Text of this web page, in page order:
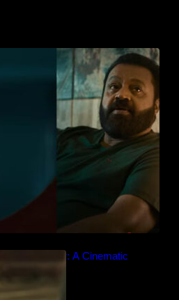
ടീസർ പുറത്ത്; വക്കീൽ
നിറഞ്ഞാടി സുരേഷ് ഗോപി..
– Teaser: A Cinematic